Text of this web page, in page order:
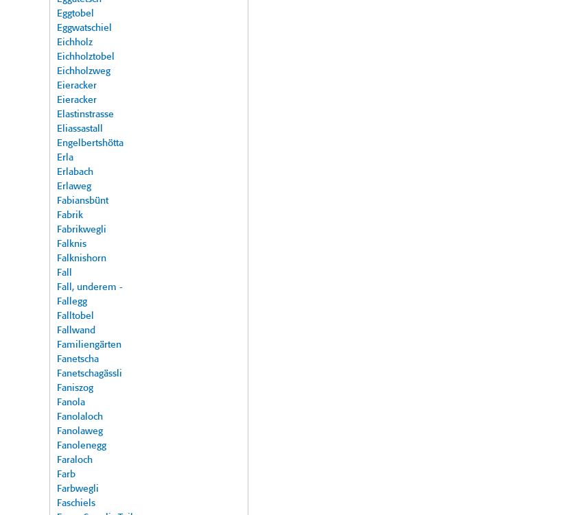
Eggtobel
Eggwatschiel
Eichholz
Eichholztobel
Eichholzweg
Eieracker
Eieracker
Elastinstrasse
Eliassastall
Engelbertshötta
Erla
Erlabach
Erlaweg
Fabiansbünt
Fabrik
Fabrikwegli
Falknis
Falknishorn
Fall
Fall, underem -
Fallegg
Falltobel
Fallwand
Familiengärten
Fanetscha
Fanetschagässli
Faniszog
Fanola
Fanolaloch
Fanolaweg
Fanolenegg
Faraloch
Farb
Farbwegli
Faschiels